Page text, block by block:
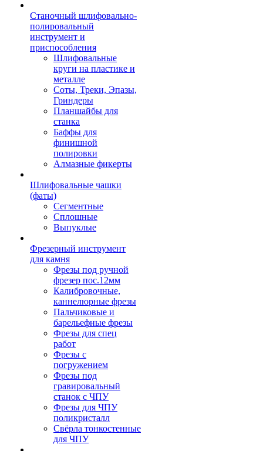
Станочный шлифовально-
полировальный
инструмент и
приспособления
Шлифовальные
круги на пластике и
металле
Соты, Треки, Эпазы,
Гриндеры
Планшайбы для
станка
Баффы для
финишной
полировки
Алмазные фикерты
Шлифовальные чашки
(фаты)
Сегментные
Сплошные
Выпуклые
Фрезерный инструмент
для камня
Фрезы под ручной
фрезер пос.12мм
Калибровочные,
каннелюрные фрезы
Пальчиковые и
барельефные фрезы
Фрезы для спец
работ
Фрезы с
погружением
Фрезы под
гравировальный
станок с ЧПУ
Фрезы для ЧПУ
поликристалл
Свёрла тонкостенные
для ЧПУ